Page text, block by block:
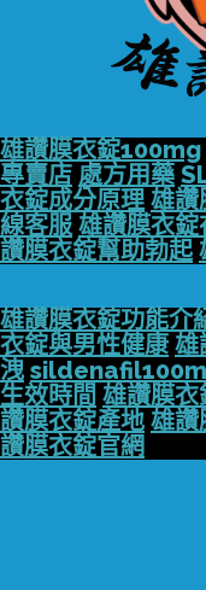
雄讚膜衣錠100mg
專賣店 處方用藥
衣錠成分原理 雄讚
線客服 雄讚膜衣錠
讚膜衣錠幫助勃起
雄讚膜衣錠功能介
衣錠與男性健康 雄
洩
生效時間 雄讚膜衣
讚膜衣錠產地 雄讚
讚膜衣錠官網